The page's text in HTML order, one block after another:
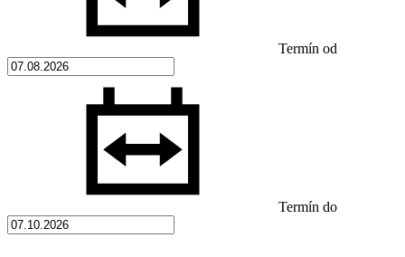
Termín od
Termín do